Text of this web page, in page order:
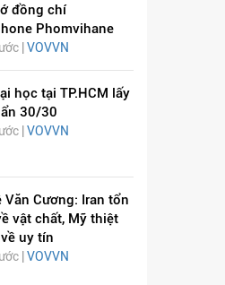
HÁT LÊN VIỆT NAM
đồng chí
Phomvihane
| VOVVN
học tại TP.HCM lấy
30/30
| VOVVN
Văn Cương: Iran tổn
vật chất, Mỹ thiệt
uy tín
| VOVVN